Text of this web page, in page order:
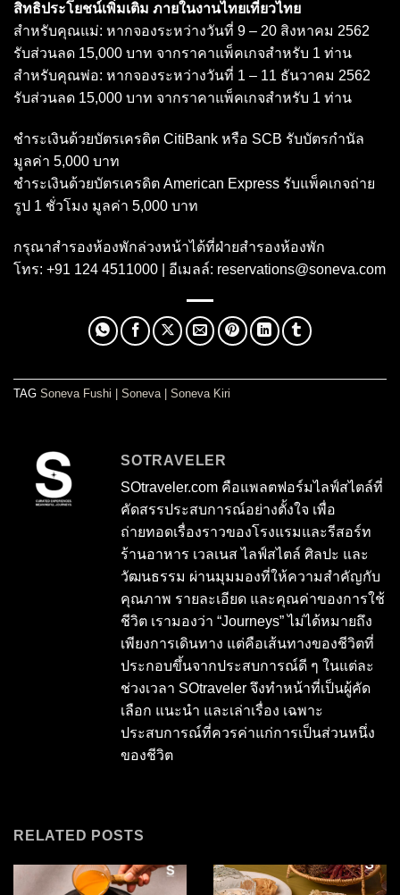
สิทธิประโยชน์เพิ่มเติม ภายในงานไทยเที่ยวไทย
สำหรับคุณแม่: หากจองระหว่างวันที่ 9 – 20 สิงหาคม 2562
รับส่วนลด 15,000 บาท จากราคาแพ็คเกจสำหรับ 1 ท่าน
สำหรับคุณพ่อ: หากจองระหว่างวันที่ 1 – 11 ธันวาคม 2562
รับส่วนลด 15,000 บาท จากราคาแพ็คเกจสำหรับ 1 ท่าน
ชำระเงินด้วยบัตรเครดิต CitiBank หรือ SCB รับบัตรกำนัล
มูลค่า 5,000 บาท
ชำระเงินด้วยบัตรเครดิต American Express รับแพ็คเกจถ่าย
รูป 1 ชั่วโมง มูลค่า 5,000 บาท
กรุณาสำรองห้องพักล่วงหน้าได้ที่ฝ่ายสำรองห้องพัก
โทร: +91 124 4511000 | อีเมลล์: reservations@soneva.com
TAG Soneva Fushi Soneva Soneva Kiri
SOTRAVELER
SOtraveler.com คือแพลตฟอร์มไลฟ์สไตล์ที่
คัดสรรประสบการณ์อย่างตั้งใจ เพื่อ
ถ่ายทอดเรื่องราวของโรงแรมและรีสอร์ท
ร้านอาหาร เวลเนส ไลฟ์สไตล์ ศิลปะ และ
วัฒนธรรม ผ่านมุมมองที่ให้ความสำคัญกับ
คุณภาพ รายละเอียด และคุณค่าของการใช้
ชีวิต เรามองว่า “Journeys” ไม่ได้หมายถึง
เพียงการเดินทาง แต่คือเส้นทางของชีวิตที่
ประกอบขึ้นจากประสบการณ์ดี ๆ ในแต่ละ
ช่วงเวลา SOtraveler จึงทำหน้าที่เป็นผู้คัด
เลือก แนะนำ และเล่าเรื่อง เฉพาะ
ประสบการณ์ที่ควรค่าแก่การเป็นส่วนหนึ่ง
ของชีวิต
RELATED POSTS